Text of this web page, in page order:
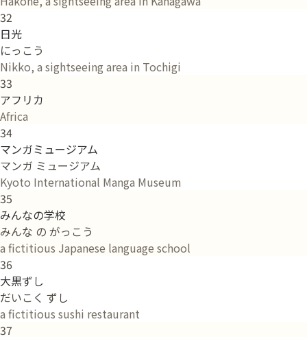
32
日光
にっこう
Nikko, a sightseeing area in Tochigi
33
アフリカ
Africa
34
マンガミュージアム
マンガ ミュージアム
Kyoto International Manga Museum
35
みんなの学校
みんな の がっこう
a fictitious Japanese language school
36
大黒ずし
だいこく ずし
a fictitious sushi restaurant
37